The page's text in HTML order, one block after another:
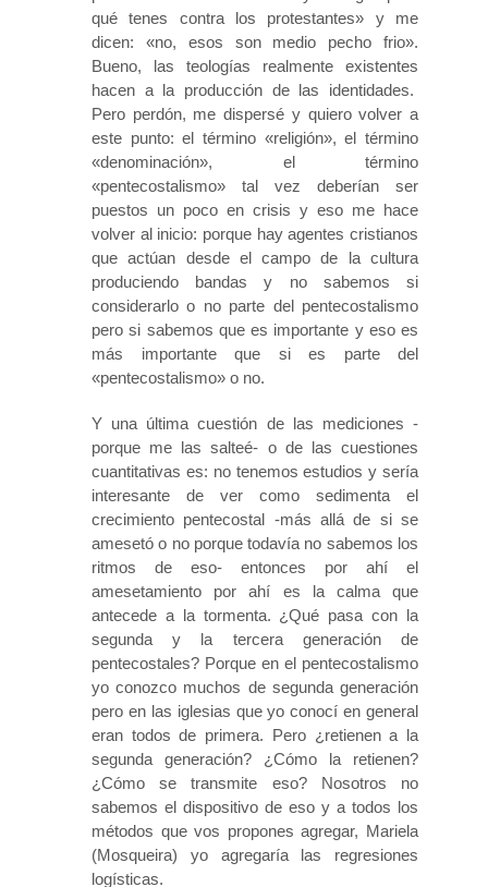
qué tenes contra los protestantes» y me
dicen: «no, esos son medio pecho frio».
Bueno, las teologías realmente existentes
hacen a la producción de las identidades.
Pero perdón, me dispersé y quiero volver a
este punto: el término «religión», el término
«denominación», el término
«pentecostalismo» tal vez deberían ser
puestos un poco en crisis y eso me hace
volver al inicio: porque hay agentes cristianos
que actúan desde el campo de la cultura
produciendo bandas y no sabemos si
considerarlo o no parte del pentecostalismo
pero si sabemos que es importante y eso es
más importante que si es parte del
«pentecostalismo» o no.
Y una última cuestión de las mediciones -
porque me las salteé- o de las cuestiones
cuantitativas es: no tenemos estudios y sería
interesante de ver como sedimenta el
crecimiento pentecostal -más allá de si se
amesetó o no porque todavía no sabemos los
ritmos de eso- entonces por ahí el
amesetamiento por ahí es la calma que
antecede a la tormenta. ¿Qué pasa con la
segunda y la tercera generación de
pentecostales? Porque en el pentecostalismo
yo conozco muchos de segunda generación
pero en las iglesias que yo conocí en general
eran todos de primera. Pero ¿retienen a la
segunda generación? ¿Cómo la retienen?
¿Cómo se transmite eso? Nosotros no
sabemos el dispositivo de eso y a todos los
métodos que vos propones agregar, Mariela
(Mosqueira) yo agregaría las regresiones
logísticas.